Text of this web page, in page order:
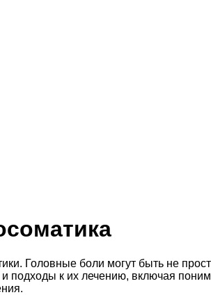
Головные боли могут быть не
подходы к их лечению, включая